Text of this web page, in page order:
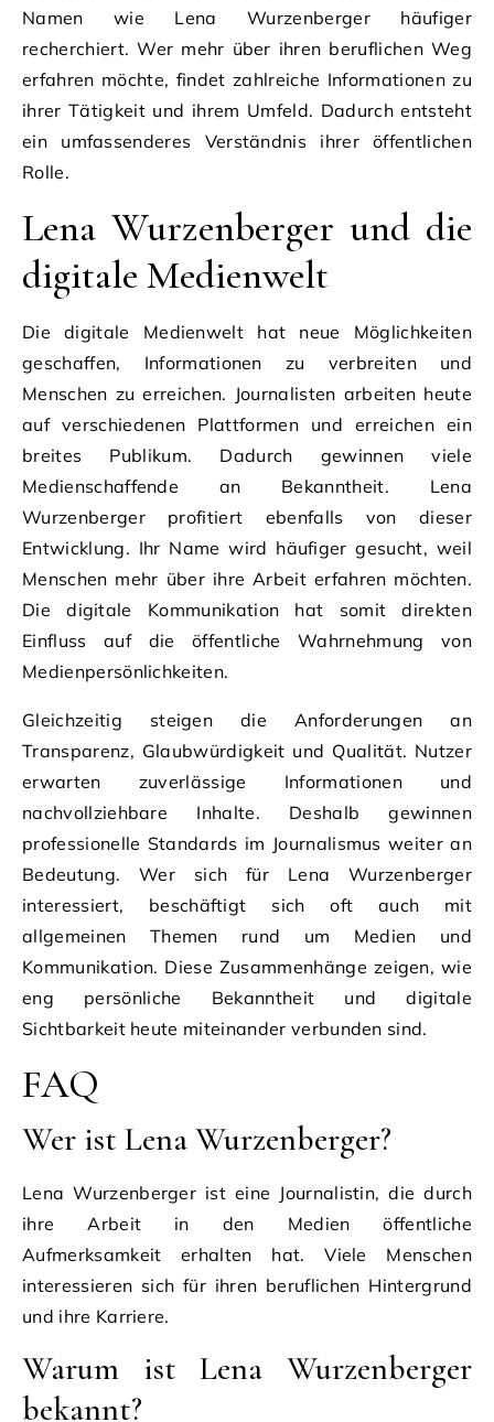
Namen wie Lena Wurzenberger häufiger
recherchiert. Wer mehr über ihren beruflichen Weg
erfahren möchte, findet zahlreiche Informationen zu
ihrer Tätigkeit und ihrem Umfeld. Dadurch entsteht
ein umfassenderes Verständnis ihrer öffentlichen
Rolle.
Lena Wurzenberger und die
digitale Medienwelt
Die digitale Medienwelt hat neue Möglichkeiten
geschaffen, Informationen zu verbreiten und
Menschen zu erreichen. Journalisten arbeiten heute
auf verschiedenen Plattformen und erreichen ein
breites Publikum. Dadurch gewinnen viele
Medienschaffende an Bekanntheit. Lena
Wurzenberger profitiert ebenfalls von dieser
Entwicklung. Ihr Name wird häufiger gesucht, weil
Menschen mehr über ihre Arbeit erfahren möchten.
Die digitale Kommunikation hat somit direkten
Einfluss auf die öffentliche Wahrnehmung von
Medienpersönlichkeiten.
Gleichzeitig steigen die Anforderungen an
Transparenz, Glaubwürdigkeit und Qualität. Nutzer
erwarten zuverlässige Informationen und
nachvollziehbare Inhalte. Deshalb gewinnen
professionelle Standards im Journalismus weiter an
Bedeutung. Wer sich für Lena Wurzenberger
interessiert, beschäftigt sich oft auch mit
allgemeinen Themen rund um Medien und
Kommunikation. Diese Zusammenhänge zeigen, wie
eng persönliche Bekanntheit und digitale
Sichtbarkeit heute miteinander verbunden sind.
FAQ
Wer ist Lena Wurzenberger?
Lena Wurzenberger ist eine Journalistin, die durch
ihre Arbeit in den Medien öffentliche
Aufmerksamkeit erhalten hat. Viele Menschen
interessieren sich für ihren beruflichen Hintergrund
und ihre Karriere.
Warum ist Lena Wurzenberger
bekannt?